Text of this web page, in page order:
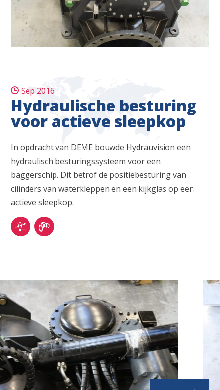
Sep 2016
Hydraulische besturing
voor actieve sleepkop
In opdracht van DEME bouwde Hydrauvision een
hydraulisch besturingssysteem voor een
baggerschip. Dit betrof de positiebesturing van
cilinders van waterkleppen en een kijkglas op een
actieve sleepkop.